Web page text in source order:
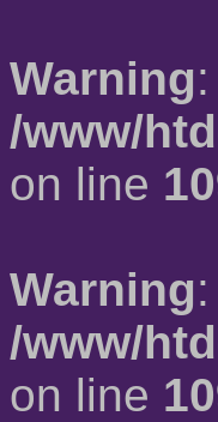
Warning
/www/
on line
Warning
/www/
on line